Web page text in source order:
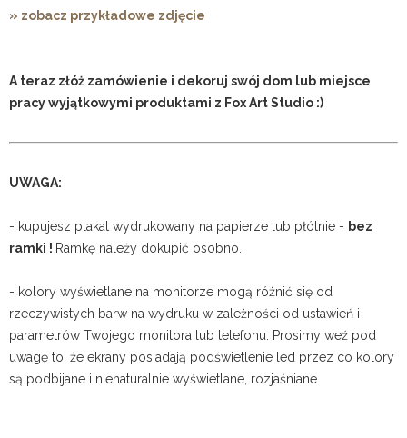
» zobacz przykładowe zdjęcie
A teraz złóż zamówienie i dekoruj swój dom lub miejsce
pracy wyjątkowymi produktami z Fox Art Studio :)
UWAGA:
- kupujesz plakat wydrukowany na papierze lub płótnie - bez
ramki ! Ramkę należy dokupić osobno.
- kolory wyświetlane na monitorze mogą różnić się od
rzeczywistych barw na wydruku w zależności od ustawień i
parametrów Twojego monitora lub telefonu. Prosimy weź pod
uwagę to, że ekrany posiadają podświetlenie led przez co kolory
są podbijane i nienaturalnie wyświetlane, rozjaśniane.